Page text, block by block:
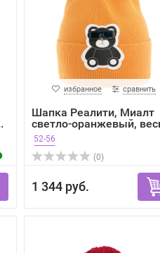
избранное сравнить
Шапка Реалити, Миалт
светло-оранжевый,
52-56
(0)
1 344 руб.